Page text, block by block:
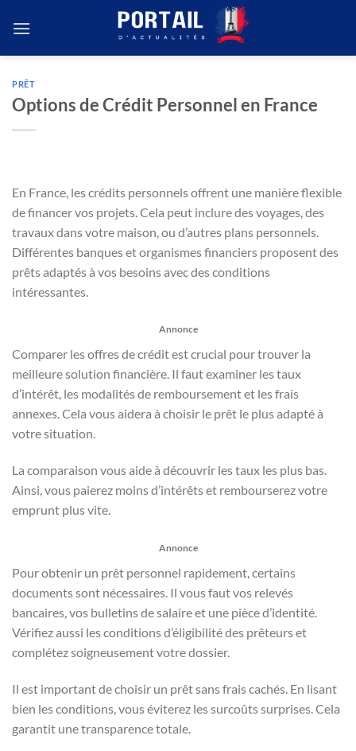
PRÊT
Options de Crédit Personnel en France
En France, les crédits personnels offrent une manière flexible
de financer vos projets. Cela peut inclure des voyages, des
travaux dans votre maison, ou d’autres plans personnels.
Différentes banques et organismes financiers proposent des
prêts adaptés à vos besoins avec des conditions
intéressantes.
Annonce
Comparer les offres de crédit est crucial pour trouver la
meilleure solution financière. Il faut examiner les taux
d’intérêt, les modalités de remboursement et les frais
annexes. Cela vous aidera à choisir le prêt le plus adapté à
votre situation.
La comparaison vous aide à découvrir les taux les plus bas.
Ainsi, vous paierez moins d’intérêts et rembourserez votre
emprunt plus vite.
Annonce
Pour obtenir un prêt personnel rapidement, certains
documents sont nécessaires. Il vous faut vos relevés
bancaires, vos bulletins de salaire et une pièce d’identité.
Vérifiez aussi les conditions d’éligibilité des prêteurs et
complétez soigneusement votre dossier.
Il est important de choisir un prêt sans frais cachés. En lisant
bien les conditions, vous éviterez les surcoûts surprises. Cela
garantit une transparence totale.